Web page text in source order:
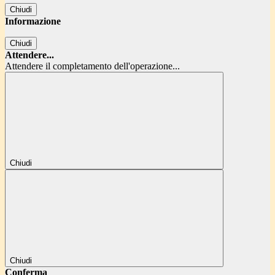
Chiudi
Informazione
Chiudi
Attendere...
Attendere il completamento dell'operazione...
Chiudi
Chiudi
Conferma